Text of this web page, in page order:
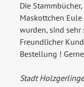
Die
Maskottchen
wurden, sind sehr
Freundlicher
Bestellung !
Stadt